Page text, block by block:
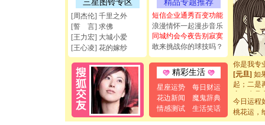
三星图铃专区
[周杰伦] 千里之外
[誓 言] 求佛
[王力宏] 大城小爱
[王心凌] 花的嫁纱
精品专题推荐
短信企业通秀百变功能
浪漫情怀一起漫步音乐
同城约会今夜告别寂寞
敢来挑战你的球技吗？
精彩生活
星座运势
每日财运
花边新闻
魔鬼辞典
情感测试
生活笑话
天都要快
[圣诞节]
如意,快
[元旦]看
断电。爱
你是我专
[元旦] 如
起；二是
离。水晶
[元旦]当
泣，这痛
卖了。水
今日运程
桃花运，